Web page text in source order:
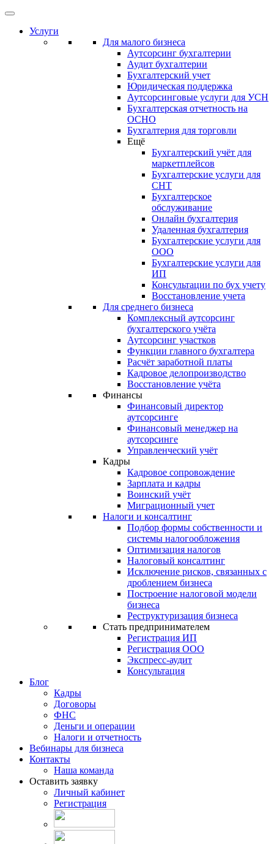
Услуги
Для малого бизнеса
Аутсорсинг бухгалтерии
Аудит бухгалтерии
Бухгалтерский учет
Юридическая поддержка
Аутсорсинговые услуги для УСН
Бухгалтерская отчетность на
ОСНО
Бухгалтерия для торговли
Ещё
Бухгалтерский учёт для
маркетплейсов
Бухгалтерские услуги для
СНТ
Бухгалтерское
обслуживание
Онлайн бухгалтерия
Удаленная бухгалтерия
Бухгалтерские услуги для
ООО
Бухгалтерские услуги для
ИП
Консультации по бух учету
Восстановление учета
Для среднего бизнеса
Комплексный аутсорсинг
бухгалтерского учёта
Аутсорсинг участков
Функции главного бухгалтера
Расчёт заработной платы
Кадровое делопроизводство
Восстановление учёта
Финансы
Финансовый директор
аутсорсинге
Финансовый менеджер на
аутсорсинге
Управленческий учёт
Кадры
Кадровое сопровождение
Зарплата и кадры
Воинский учёт
Миграционный учет
Налоги и консалтинг
Подбор формы собственности и
системы налогообложения
Оптимизация налогов
Налоговый консалтинг
Исключение рисков, связанных с
дроблением бизнеса
Построение налоговой модели
бизнеса
Реструктуризация бизнеса
Стать предпринимателем
Регистрация ИП
Регистрация ООО
Экспресс-аудит
Консультация
Блог
Кадры
Договоры
ФНС
Деньги и операции
Налоги и отчетность
Вебинары для бизнеса
Контакты
Наша команда
Оставить заявку
Личный кабинет
Регистрация